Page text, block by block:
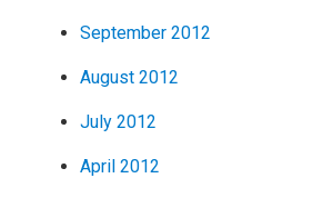
September 2012
August 2012
July 2012
April 2012